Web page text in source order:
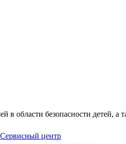
в области безопасности детей,
Сервисный центр